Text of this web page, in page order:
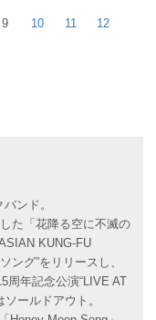
9 10 11 12
ンド。
た「花降る空に不滅の
KUNG-FU
ング”をリリースし、
周年記念公演“LIVE AT
ールドアウト。